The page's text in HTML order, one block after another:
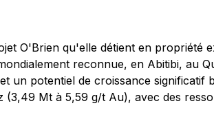
O'Brien qu'elle détient en propriété
reconnue, en Abitibi, au
un potentiel de croissance
Mt à 5,59 g/t Au), avec des